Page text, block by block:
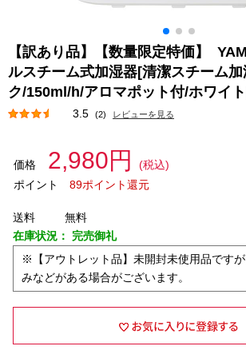
【訳あり品】【数量限定特価】
ルスチーム式加湿器[清潔スチーム
ク/150ml/h/アロマポット付/ホワイ
3.5 (2) レビューを見る
価格 2,980円
(税込)
ポイント
89ポイント還元
送料
無料
在庫状況： 完売御礼
※【アウトレット品】未開封未使用品です
みなどがある場合がございます。